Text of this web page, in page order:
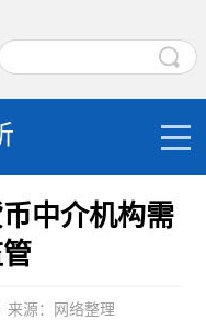
中介机构需
来源：网络整理